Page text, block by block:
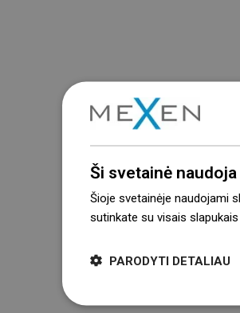
Ši svetainė
Šioje svetainėje naudojami
sutinkate su visais
PARODYTI DETALIAU